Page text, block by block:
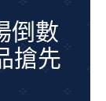
生活美學
室內設計
倒數
搶先